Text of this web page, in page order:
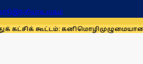
இந்தியாஉலகம்
கனிமொழிமுழுமையான பயிர்க் கடன்